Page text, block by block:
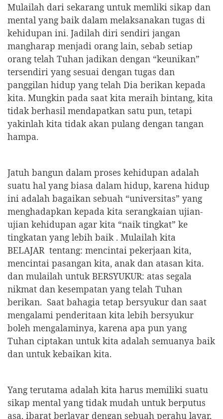
Mulailah dari sekarang untuk memliki sikap dan
mental yang baik dalam melaksanakan tugas di
kehidupan ini. Jadilah diri sendiri jangan
mangharap menjadi orang lain, sebab setiap
orang telah Tuhan jadikan dengan “keunikan”
tersendiri yang sesuai dengan tugas dan
panggilan hidup yang telah Dia berikan kepada
kita. Mungkin pada saat kita meraih bintang, kita
tidak berhasil mendapatkan satu pun, tetapi
yakinlah kita tidak akan pulang dengan tangan
hampa.
Jatuh bangun dalam proses kehidupan adalah
suatu hal yang biasa dalam hidup, karena hidup
ini adalah bagaikan sebuah “universitas” yang
menghadapkan kepada kita serangkaian ujian-
ujian kehidupan agar kita “naik tingkat” ke
tingkatan yang lebih baik . Mulailah kita
BELAJAR tentang: mencintai pekerjaan kita,
mencintai pasangan kita, anak dan atasan kita.
dan mulailah untuk BERSYUKUR: atas segala
nikmat dan kesempatan yang telah Tuhan
berikan. Saat bahagia tetap bersyukur dan saat
mengalami penderitaan kita lebih bersyukur
boleh mengalaminya, karena apa pun yang
Tuhan ciptakan untuk kita adalah semuanya baik
dan untuk kebaikan kita.
Yang terutama adalah kita harus memiliki suatu
sikap mental yang tidak mudah untuk berputus
asa, ibarat berlayar dengan sebuah perahu layar,